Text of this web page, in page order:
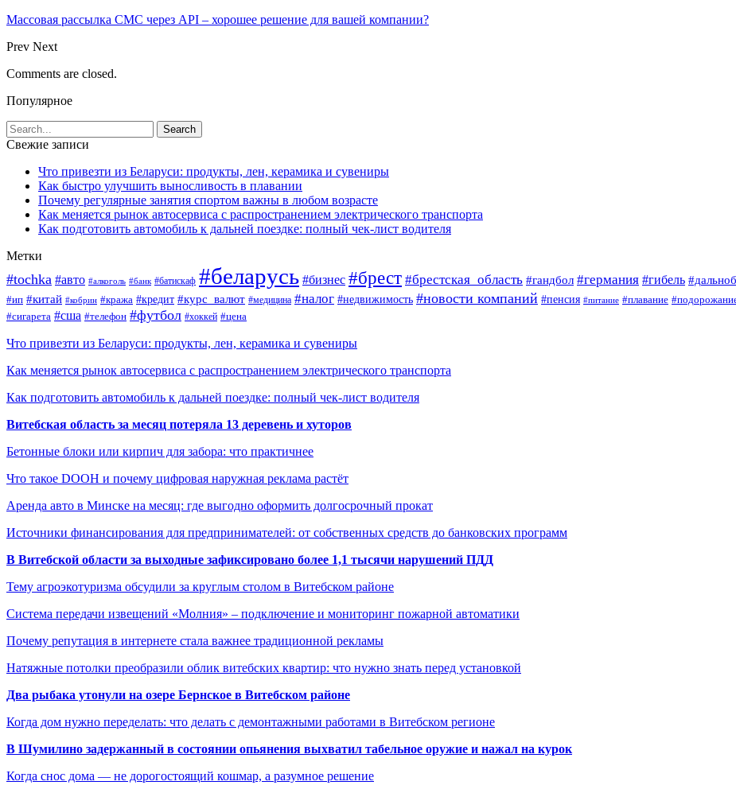
Массовая рассылка СМС через API – хорошее решение для вашей компании?
Prev Next
Comments are closed.
Популярное
Свежие записи
Что привезти из Беларуси: продукты, лен, керамика и сувениры
Как быстро улучшить выносливость в плавании
Почему регулярные занятия спортом важны в любом возрасте
Как меняется рынок автосервиса с распространением электрического транспорта
Как подготовить автомобиль к дальней поездке: полный чек-лист водителя
Метки
#tochka #авто #алкоголь #банк #батискаф #беларусь #бизнес #брест #брестская_область #гандбол #германия #гибель
#ип #китай #кобрин #кража #кредит #курс_валют #медицина #налог #недвижимость #новости компаний #пенсия #питание #плавание
#сигарета #сша #телефон #футбол #хоккей #цена
Что привезти из Беларуси: продукты, лен, керамика и сувениры
Как меняется рынок автосервиса с распространением электрического транспорта
Как подготовить автомобиль к дальней поездке: полный чек-лист водителя
Витебская область за месяц потеряла 13 деревень и хуторов
Бетонные блоки или кирпич для забора: что практичнее
Что такое DOOH и почему цифровая наружная реклама растёт
Аренда авто в Минске на месяц: где выгодно оформить долгосрочный прокат
Источники финансирования для предпринимателей: от собственных средств до банковских программ
В Витебской области за выходные зафиксировано более 1,1 тысячи нарушений ПДД
Тему агроэкотуризма обсудили за круглым столом в Витебском районе
Система передачи извещений «Молния» – подключение и мониторинг пожарной автоматики
Почему репутация в интернете стала важнее традиционной рекламы
Натяжные потолки преобразили облик витебских квартир: что нужно знать перед установкой
Два рыбака утонули на озере Бернское в Витебском районе
Когда дом нужно переделать: что делать с демонтажными работами в Витебском регионе
В Шумилино задержанный в состоянии опьянения выхватил табельное оружие и нажал на курок
Когда снос дома — не дорогостоящий кошмар, а разумное решение